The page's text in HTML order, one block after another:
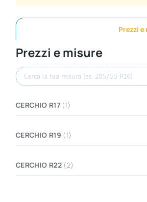
Prezzi
Prezzi e misure
Cerca misura
CERCHIO R17 (1)
CERCHIO R19 (1)
CERCHIO R22 (2)